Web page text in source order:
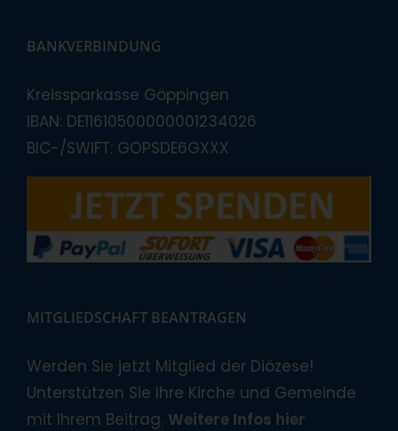
BANKVERBINDUNG
Kreissparkasse Göppingen
IBAN: DE11610500000001234026
BIC-/SWIFT: GOPSDE6GXXX
MITGLIEDSCHAFT BEANTRAGEN
Werden Sie jetzt Mitglied der Diözese!
Unterstützen Sie Ihre Kirche und Gemeinde
mit Ihrem Beitrag. Weitere Infos hier